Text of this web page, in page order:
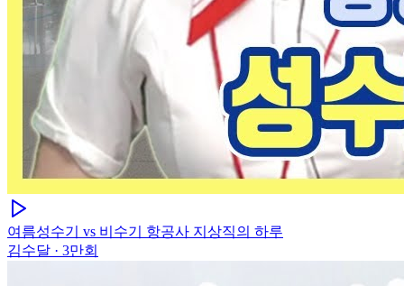
여름성수기 vs 비수기 항공사 지상직의 하루
김수달 · 3만회